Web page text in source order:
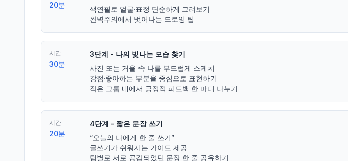
20분
색연필로 얼굴·표정 단순하게 그려보기
완벽주의에서 벗어나는 드로잉 팁
시간
30분
3단계 - 나의 빛나는 모습 찾기
사진 또는 거울 속 나를 부드럽게 스케치
강점·좋아하는 부분을 중심으로 표현하기
작은 그룹 내에서 긍정적 피드백 한 마디 나누기
시간
20분
4단계 - 짧은 문장 쓰기
“오늘의 나에게 한 줄 쓰기”
글쓰기가 쉬워지는 가이드 제공
팀별로 서로 공감되었던 문장 한 줄 공유하기